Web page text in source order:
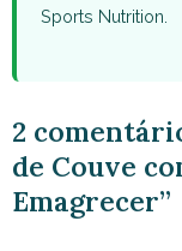
Sports Nutrition.
2
de Couve
Emagrecer”